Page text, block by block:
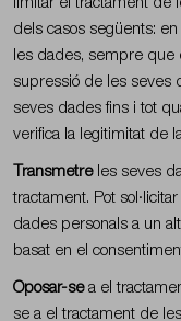
limitar el tractament de
dels casos següents:
les dades, sempre que
supressió de les seves
seves dades fins i tot
verifica la legitimitat de
Transmetreles seves
tractament. Pot
dades personals a un
basat en el
Oposar-sea el
se a el tractament de